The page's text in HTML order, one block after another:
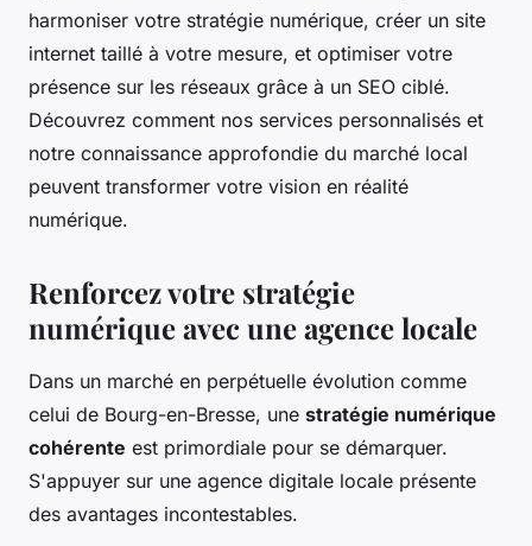
harmoniser votre stratégie numérique, créer un site
internet taillé à votre mesure, et optimiser votre
présence sur les réseaux grâce à un SEO ciblé.
Découvrez comment nos services personnalisés et
notre connaissance approfondie du marché local
peuvent transformer votre vision en réalité
numérique.
Renforcez votre stratégie
numérique avec une agence locale
Dans un marché en perpétuelle évolution comme
celui de Bourg-en-Bresse, une stratégie numérique
cohérente est primordiale pour se démarquer.
S'appuyer sur une agence digitale locale présente
des avantages incontestables.